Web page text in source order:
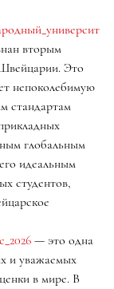
вторым
Это
непоколебимую
стандартам
глобальным
идеальным
студентов,
— это одна
и уважаемых
в мире. В